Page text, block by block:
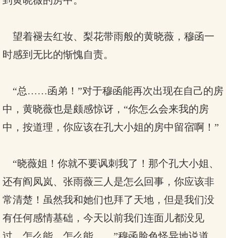
望着褪去红妆、梨花带雨般的黄晓薇，穆函一
时感到无比的惭愧自责。
“总……函弟！”对于穆函能再次出现在自己的房
中，黄晓薇也是颇感惊讶，“你怎么会来我的房
中，按道理，你应该在孔大小姐的房中留宿啊！”
“晓薇姐！你就不要讽刺我了！那个孔大小姐、
还有阎凤岚、张雨薇三人是怎么回事，你应该非
常清楚！虽然我和她们也拜了天地，但是我们没
有任何感情基础，今天以前我们连面儿都没见